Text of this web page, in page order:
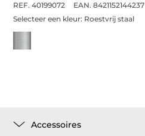
REF. 40199072
EAN. 8421152144237
Selecteer een kleur: Roestvrij staal
Accessoires